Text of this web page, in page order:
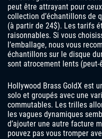
peut être attrayant pour
collection d’échantillons de
(à partir de 24$). Les tarifs
raisonnables. Si vous
l’emballage, nous vous
échantillons sur le disque
sont atrocement lents
Hollywood Brass GoldX est
solo et groupés avec une
commutables. Les trilles
les vagues dynamiques
d’ajouter une autre facture
pouvez pas vous tromper